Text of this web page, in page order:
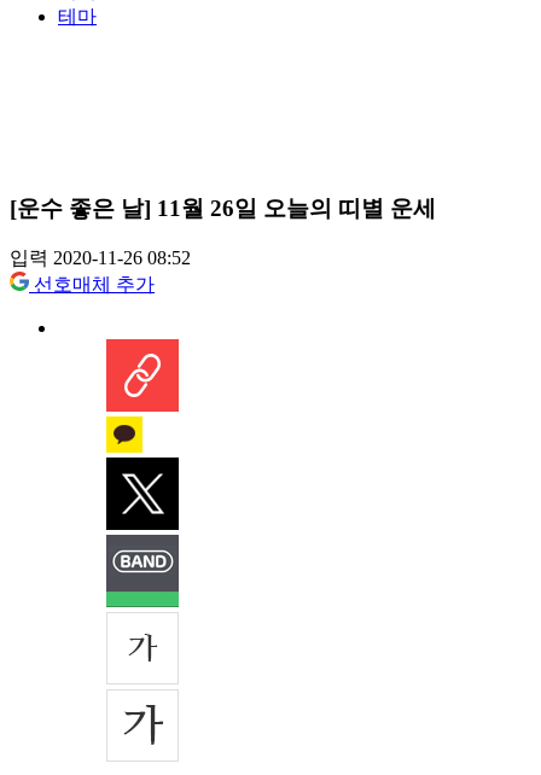
테마
[운수 좋은 날] 11월 26일 오늘의 띠별 운세
입력 2020-11-26 08:52
선호매체 추가